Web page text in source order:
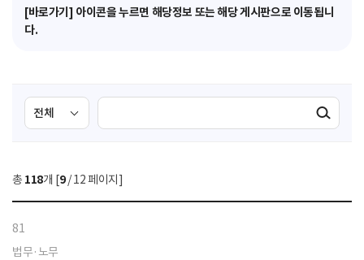
[바로가기] 아이콘을 누르면 해당정보 또는 해당 게시판으로 이동됩니
다.
검
색
선
택
색
검색실행
총 118개 [9/ 12 페이지]
81
법무·노무